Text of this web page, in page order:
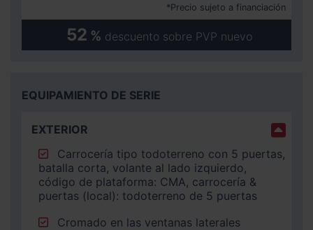
52 % descuento sobre PVP nuevo
*Precio sujeto a financiación
EQUIPAMIENTO DE SERIE
EXTERIOR
batalla corta, volante al lado izquierdo,
código de plataforma: CMA, carrocería &
puertas (local): todoterreno de 5 puertas
Cromado en las ventanas laterales